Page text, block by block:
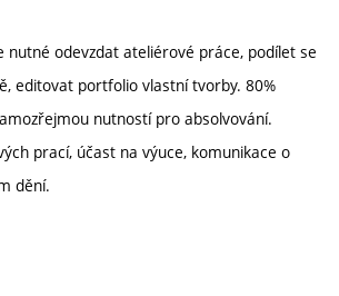
nutné odevzdat ateliérové práce, podílet se
editovat portfolio vlastní tvorby. 80%
nutností pro absolvování.
prací, účast na výuce, komunikace o
dění.